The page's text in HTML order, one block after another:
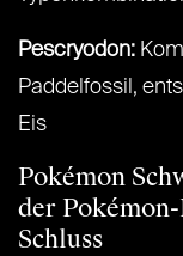
Pescryodon:
Paddelfossil,
Eis
Pokémon
der
Schluss